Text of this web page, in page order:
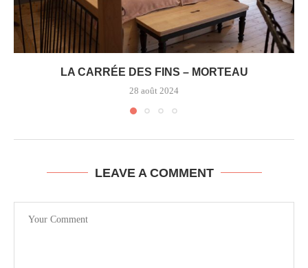
LA CARRÉE DES FINS – MORTEAU
28 août 2024
LEAVE A COMMENT